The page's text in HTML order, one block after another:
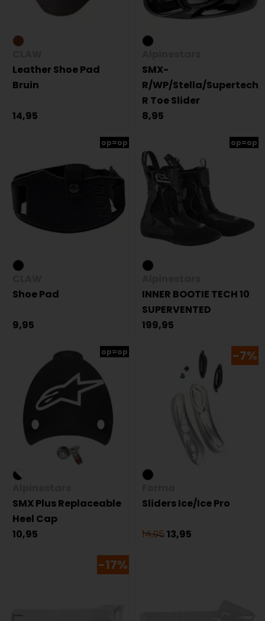
Leather Shoe Pad
Bruin
14,95
SMX-
R/WP/Stella/Supertech
R Toe Slider
8,95
op=op
Shoe Pad
9,95
op=op
INNER BOOTIE TECH 10
SUPERVENTED
199,95
op=op
SMX Plus Replaceable
Heel Cap
10,95
-7%
Sliders Ice/Ice Pro
14,9513,95
-17%